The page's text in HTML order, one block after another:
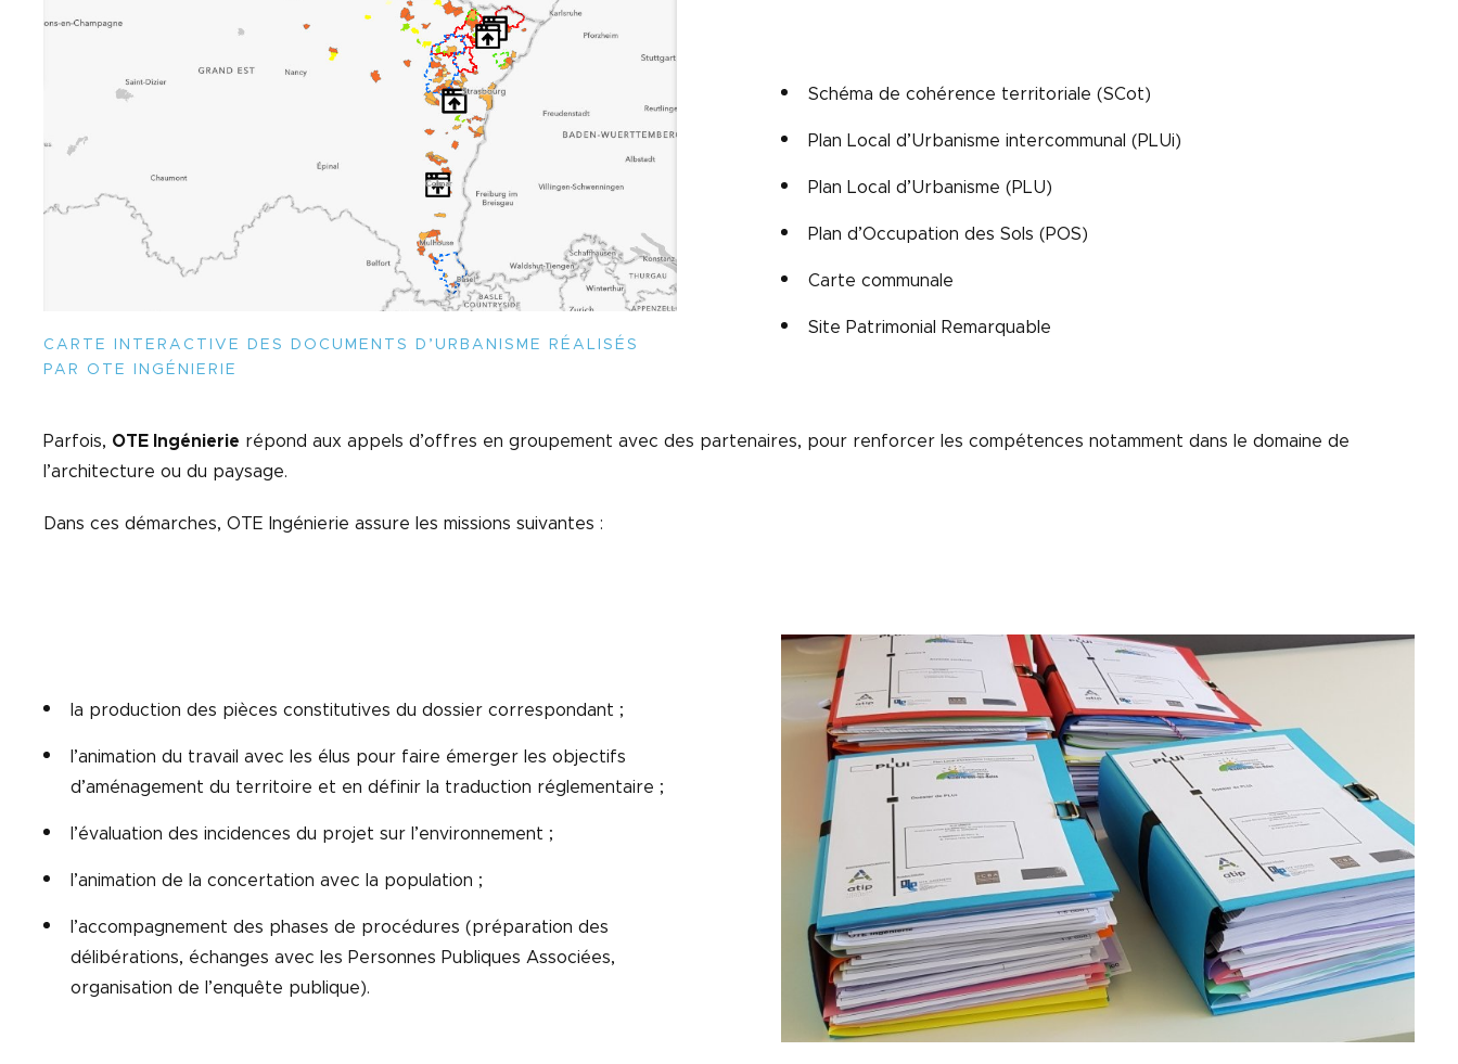
Schéma de cohérence territoriale (SCot)
Plan Local d’Urbanisme intercommunal (PLUi)
Plan Local d’Urbanisme (PLU)
Plan d’Occupation des Sols (POS)
Carte communale
Site Patrimonial Remarquable
CARTE INTERACTIVE DES DOCUMENTS D’URBANISME RÉALISÉS
PAR OTE INGÉNIERIE
Parfois, OTE Ingénierie répond aux appels d’offres en groupement avec des partenaires, pour renforcer les compétences notamment dans le domaine de
l’architecture ou du paysage.
Dans ces démarches, OTE Ingénierie assure les missions suivantes :
la production des pièces constitutives du dossier correspondant ;
l’animation du travail avec les élus pour faire émerger les objectifs
d’aménagement du territoire et en définir la traduction réglementaire ;
l’évaluation des incidences du projet sur l’environnement ;
l’animation de la concertation avec la population ;
l’accompagnement des phases de procédures (préparation des
délibérations, échanges avec les Personnes Publiques Associées,
organisation de l’enquête publique).